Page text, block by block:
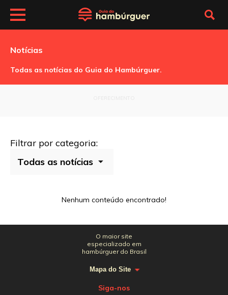
Notícias
Todas as notícias do Guia do Hambúrguer.
Filtrar por categoria:
Nenhum conteúdo encontrado!
O maior site
especializado em
hambúrguer do Brasil
Mapa do Site
Siga-nos